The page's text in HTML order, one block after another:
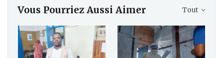
Tout
Vous Pourriez Aussi Aimer